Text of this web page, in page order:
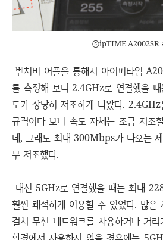
ⓒipTIME A2002SR
벤치비 어플을 통해서 아이피타임
를 측정해 보니 2.4GHz로 연결했을
도가 상당히 저조하게 나왔다.
규격이다 보니 속도 자체는 조금 저조
데, 그래도 최대 300Mbps가 나오는
무 저조했다.
대신 5GHz로 연결했을 때는 최대
훨씬 쾌적하게 이용할 수 있었다. 많은
걸쳐 무선 네트워크를 사용하거나 거